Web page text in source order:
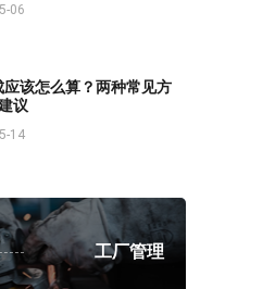
06
应该怎么算？两种常见方
议
14
工厂管理